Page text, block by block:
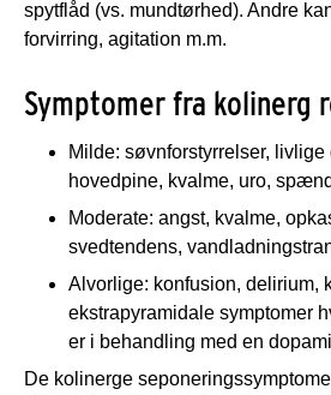
spytflåd (vs. mundtørhed). Andre
forvirring, agitation m.m.
Symptomer fra kolinerg
Milde: søvnforstyrrelser, livlige
hovedpine, kvalme, uro,
Moderate: angst, kvalme,
svedtendens,
Alvorlige: konfusion, delirium,
ekstrapyramidale symptomer
er i behandling med en
De kolinerge